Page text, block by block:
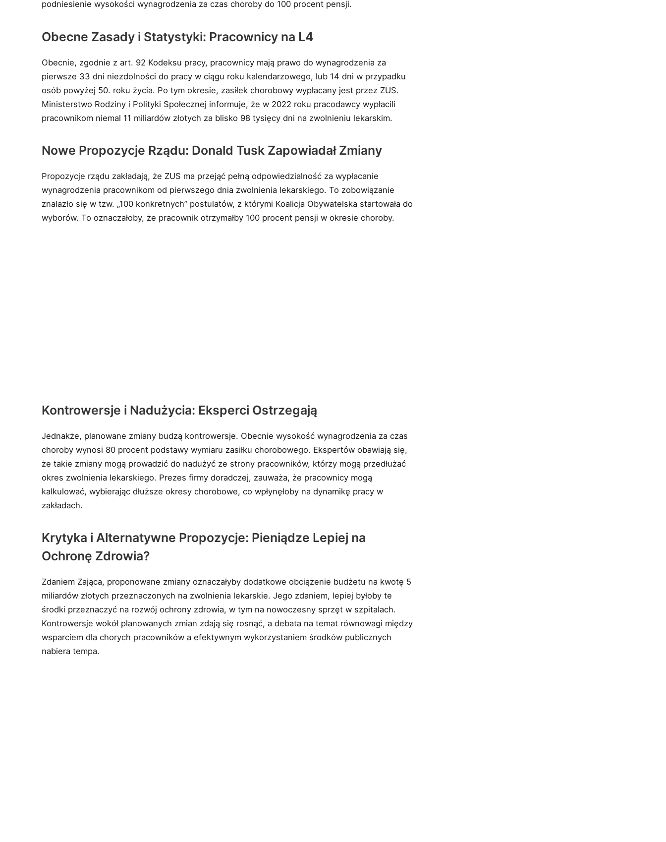
podniesienie wysokości wynagrodzenia za czas choroby do 100 procent pensji.
Obecne Zasady i Statystyki: Pracownicy na L4
Obecnie, zgodnie z art. 92 Kodeksu pracy, pracownicy mają prawo do wynagrodzenia za
pierwsze 33 dni niezdolności do pracy w ciągu roku kalendarzowego, lub 14 dni w przypadku
osób powyżej 50. roku życia. Po tym okresie, zasiłek chorobowy wypłacany jest przez ZUS.
Ministerstwo Rodziny i Polityki Społecznej informuje, że w 2022 roku pracodawcy wypłacili
pracownikom niemal 11 miliardów złotych za blisko 98 tysięcy dni na zwolnieniu lekarskim.
Nowe Propozycje Rządu: Donald Tusk Zapowiadał Zmiany
Propozycje rządu zakładają, że ZUS ma przejąć pełną odpowiedzialność za wypłacanie
wynagrodzenia pracownikom od pierwszego dnia zwolnienia lekarskiego. To zobowiązanie
znalazło się w tzw. „100 konkretnych” postulatów, z którymi Koalicja Obywatelska startowała do
wyborów. To oznaczałoby, że pracownik otrzymałby 100 procent pensji w okresie choroby.
Kontrowersje i Nadużycia: Eksperci Ostrzegają
Jednakże, planowane zmiany budzą kontrowersje. Obecnie wysokość wynagrodzenia za czas
choroby wynosi 80 procent podstawy wymiaru zasiłku chorobowego. Ekspertów obawiają się,
że takie zmiany mogą prowadzić do nadużyć ze strony pracowników, którzy mogą przedłużać
okres zwolnienia lekarskiego. Prezes firmy doradczej, zauważa, że pracownicy mogą
kalkulować, wybierając dłuższe okresy chorobowe, co wpłynęłoby na dynamikę pracy w
zakładach.
Krytyka i Alternatywne Propozycje: Pieniądze Lepiej na
Ochronę Zdrowia?
Zdaniem Zająca, proponowane zmiany oznaczałyby dodatkowe obciążenie budżetu na kwotę 5
miliardów złotych przeznaczonych na zwolnienia lekarskie. Jego zdaniem, lepiej byłoby te
środki przeznaczyć na rozwój ochrony zdrowia, w tym na nowoczesny sprzęt w szpitalach.
Kontrowersje wokół planowanych zmian zdają się rosnąć, a debata na temat równowagi między
wsparciem dla chorych pracowników a efektywnym wykorzystaniem środków publicznych
nabiera tempa.